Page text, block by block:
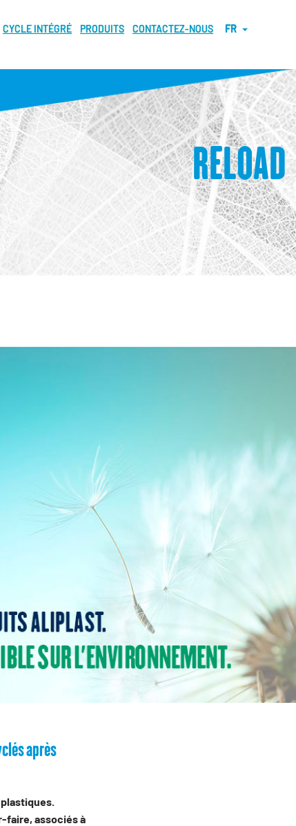
CYCLE INTÉGRÉ PRODUITS CONTACTEZ-NOUS FR
RELOAD
après
faire, associés à